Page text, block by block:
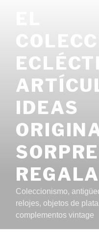
IDEAS
Coleccionismo,
relojes, objetos de
complementos vintage